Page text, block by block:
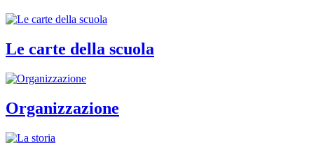
Le carte della scuola
Organizzazione